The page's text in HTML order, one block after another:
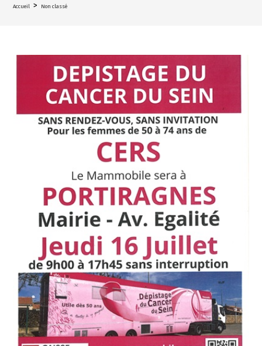
Accueil > Non classé